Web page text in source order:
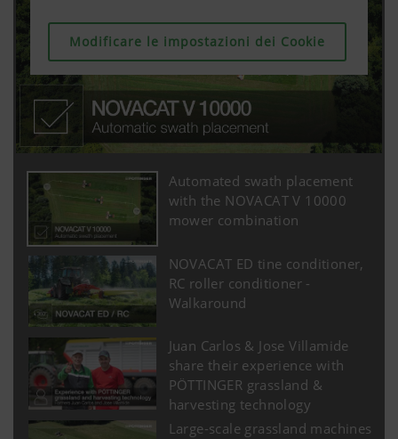
Modificare le impostazioni dei Cookie
Modificare le impostazioni dei Cookie
Automated swath placement
with the NOVACAT V 10000
mower combination
NOVACAT ED tine conditioner,
RC roller conditioner -
Walkaround
Juan Carlos & Jose Villamide
share their experience with
PÖTTINGER grassland &
harvesting technology
Large-scale grassland machines